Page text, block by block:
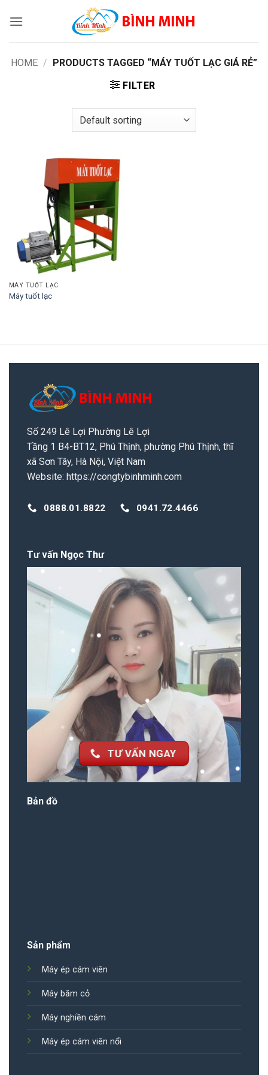
HOME / PRODUCTS TAGGED “MÁY TUỐT LẠC GIÁ RẺ”
FILTER
MÁY TUỐT LẠC
Máy tuốt lạc
Số 249 Lê Lợi Phường Lê Lợi
Tầng 1 B4-BT12, Phú Thịnh, phường Phú Thịnh, thĩ
xã Sơn Tây, Hà Nội, Việt Nam
Website: https://congtybinhminh.com
0888.01.8822 0941.72.4466
Tư vấn Ngọc Thư
TƯ VẤN NGAY
Bản đồ
Sản phẩm
Máy ép cám viên
Máy băm cỏ
Máy nghiền cám
Máy ép cám viên nổi